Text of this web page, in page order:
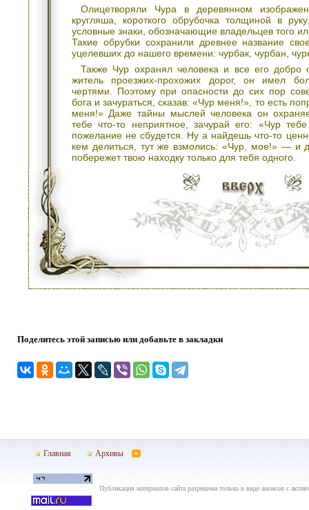
Олицетворяли Чура в деревянном
кругляша, короткого обрубочка толщиной в
условные знаки, обозначающие владельцев того
Такие обрубки сохранили древнее название
уцелевших до нашего времени: чурбак, чурбан,
Также Чур охранял человека и все его добро
житель проезжих-прохожих дорог, он имел
чертями. Поэтому при опасности до сих пор
бога и зачураться, сказав: «Чур меня!», то есть
меня!» Даже тайны мыслей человека он
тебе что-то неприятное, зачурай его: «Чур
пожелание не сбудется. Ну а найдешь что-то
кем делиться, тут же взмолись: «Чур, мое!» — и
побережет твою находку только для тебя одного.
Поделитесь этой записью или добавьте в закладки
Главная Архивы
Публикация материалов сайта разрешена только в виде анонсов с